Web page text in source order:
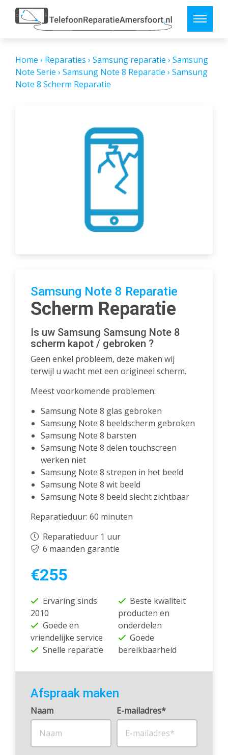
Home › Reparaties › Samsung reparatie › Samsung
Note Serie › Samsung Note 8 Reparatie › Samsung
Note 8 Scherm Reparatie
Samsung Note 8 Reparatie
Scherm Reparatie
Is uw Samsung Samsung Note 8
scherm kapot / gebroken ?
Geen enkel probleem, deze maken wij
terwijl u wacht met een origineel scherm.
Meest voorkomende problemen:
Samsung Note 8 glas gebroken
Samsung Note 8 beeldscherm gebroken
Samsung Note 8 barsten
Samsung Note 8 delen touchscreen
werken niet
Samsung Note 8 strepen in het beeld
Samsung Note 8 wit beeld
Samsung Note 8 beeld slecht zichtbaar
Reparatieduur: 60 minuten
Reparatieduur 1 uur
6 maanden garantie
€255
Ervaring sinds
2010
Goede en
vriendelijke service
Snelle reparatie
Beste kwaliteit
producten en
onderdelen
Goede
bereikbaarheid
Afspraak maken
Naam E-mailadres*